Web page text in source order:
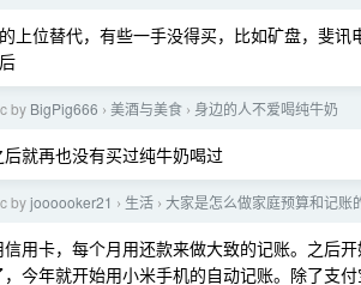
上位替代，有些一手没得买，比如矿盘，斐
by BigPig666 › 美酒与美食 › 身边的人不爱喝纯牛奶
就再也没有买过纯牛奶喝过
byjoooooker21 › 生活 › 大家是怎么做家庭预算和记账
用卡，每个月用还款来做大致的记账。之后
今年就开始用小米手机的自动记账。除了支